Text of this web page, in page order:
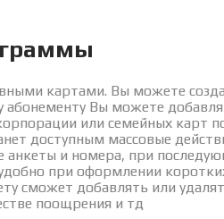
картами. Вы можете
Вы можете
или семейных карт
доступным массовые
анкеты и номера, при
при оформлении
сможет добавлять или
поощрения и тд